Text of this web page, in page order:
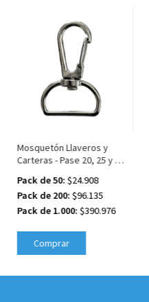
Mosquetón Llaveros y
Carteras - Pase 20, 25 y 30
Pack de 50: $24.908
Pack de 200: $96.135
Pack de 1.000: $390.976
Comprar